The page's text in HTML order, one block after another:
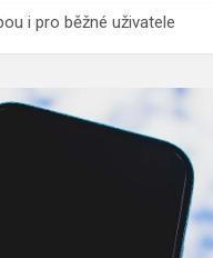
i pro běžné uživatele